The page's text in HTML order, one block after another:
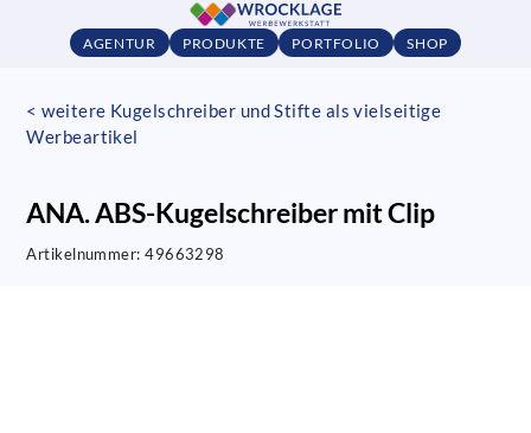
AGENTUR PRODUKTE PORTFOLIO SHOP
< weitere Kugelschreiber und Stifte als vielseitige
Werbeartikel
ANA. ABS-Kugelschreiber mit Clip
Artikelnummer:49663298